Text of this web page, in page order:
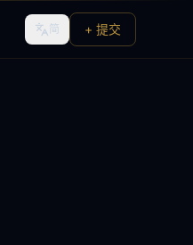
简 + 提交